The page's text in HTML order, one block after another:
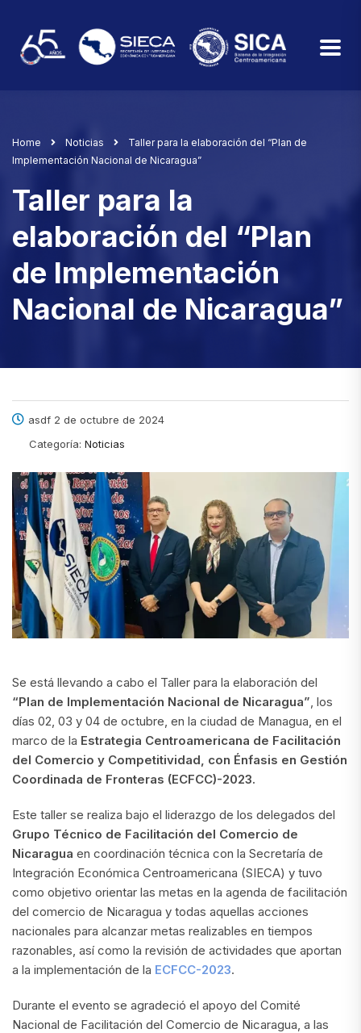
Home Noticias
Taller para la elaboración del “Plan de
Implementación Nacional de Nicaragua”
Taller para la
elaboración del “Plan
de Implementación
Nacional de Nicaragua”
asdf 2 de octubre de 2024
Categoría: Noticias
Se está llevando a cabo el Taller para la elaboración del
“Plan de Implementación Nacional de Nicaragua” , los
días 02, 03 y 04 de octubre, en la ciudad de Managua, en el
marco de la Estrategia Centroamericana de Facilitación
del Comercio y Competitividad, con Énfasis en Gestión
Coordinada de Fronteras (ECFCC)-2023.
Este taller se realiza bajo el liderazgo de los delegados del
Grupo Técnico de Facilitación del Comercio de
Nicaragua en coordinación técnica con la Secretaría de
Integración Económica Centroamericana (SIECA) y tuvo
como objetivo orientar las metas en la agenda de facilitación
del comercio de Nicaragua y todas aquellas acciones
nacionales para alcanzar metas realizables en tiempos
razonables, así como la revisión de actividades que aportan
a la implementación de la ECFCC-2023.
Durante el evento se agradeció el apoyo del Comité
Nacional de Facilitación del Comercio de Nicaragua, a las